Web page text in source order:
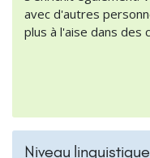
avec d'autres
plus à l'aise dans des
Niveau